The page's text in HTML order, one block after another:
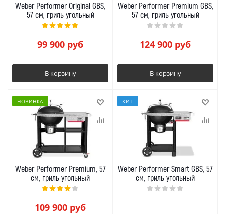
Weber Performer Original GBS,
57 см, гриль угольный
99 900 руб
В корзину
Weber Performer Premium GBS,
57 см, гриль угольный
124 900 руб
В корзину
НОВИНКА
Weber Performer Premium, 57
см, гриль угольный
109 900 руб
ХИТ
Weber Performer Smart GBS, 57
см, гриль угольный